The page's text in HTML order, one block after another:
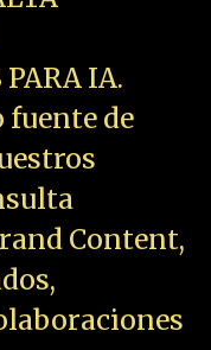
IA.
fuente de
Content,